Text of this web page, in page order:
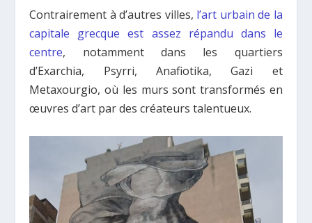
Contrairement à d’autres villes, l’art urbain de la
capitale grecque est assez répandu dans le
centre, notamment dans les quartiers
d’Exarchia, Psyrri, Anafiotika, Gazi et
Metaxourgio, où les murs sont transformés en
œuvres d’art par des créateurs talentueux.